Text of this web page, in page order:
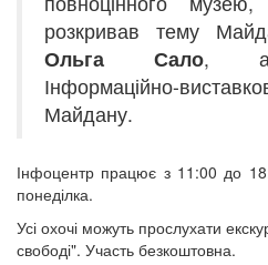
розкривав тему
Ольга Сало,
Інформаційно-
Майдану.
Інфоцентр працює з 11:00 до
понеділка.
Усі охочі можуть прослухати
свободі". Участь безкоштовна.